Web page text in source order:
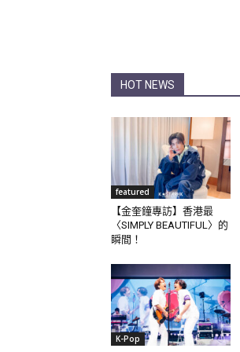
HOT NEWS
featured
【金奎鐘專訪】香港最
〈SIMPLY BEAUTIFUL〉的
瞬間！
K-Pop